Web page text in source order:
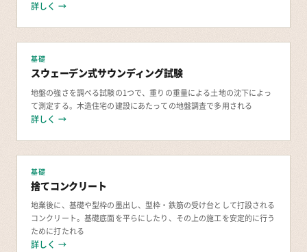
詳しく →
基礎
スウェーデン式サウンディング試験
地盤の強さを調べる試験の1つで、重りの重量による土地の沈下によっ
て測定する。木造住宅の建設にあたっての地盤調査で多用される
詳しく →
基礎
捨てコンクリート
地業後に、基礎や型枠の墨出し、型枠・鉄筋の受け台として打設される
コンクリート。基礎底面を平らにしたり、その上の施工を安定的に行う
ために打たれる
詳しく →